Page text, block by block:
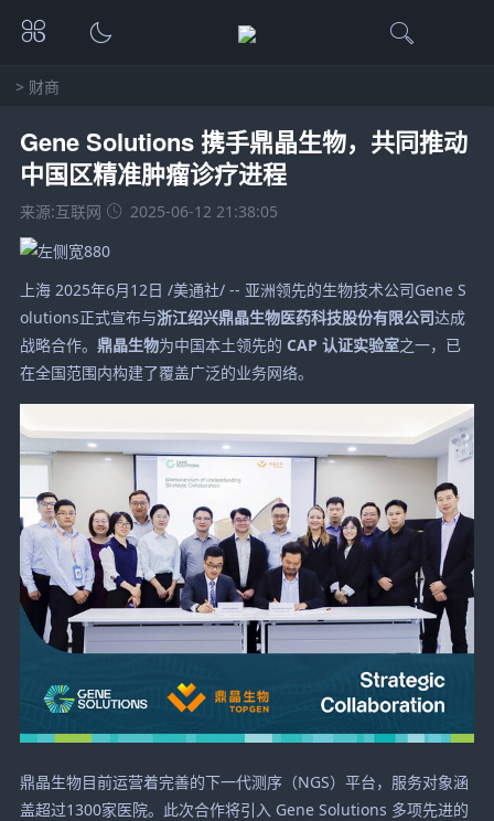
> 财商
Gene Solutions 携手鼎晶生物，共同推动
中国区精准肿瘤诊疗进程
来源:互联网 2025-06-12 21:38:05
上海 2025年6月12日 /美通社/ -- 亚洲领先的生物技术公司Gene S
olutions正式宣布与浙江绍兴鼎晶生物医药科技股份有限公司达成
战略合作。 鼎晶生物为中国本土领先的 CAP 认证实验室之一，已
在全国范围内构建了覆盖广泛的业务网络。
鼎晶生物目前运营着完善的下一代测序（NGS）平台，服务对象涵
盖超过1300家医院。此次合作将引入 Gene Solutions 多项先进的